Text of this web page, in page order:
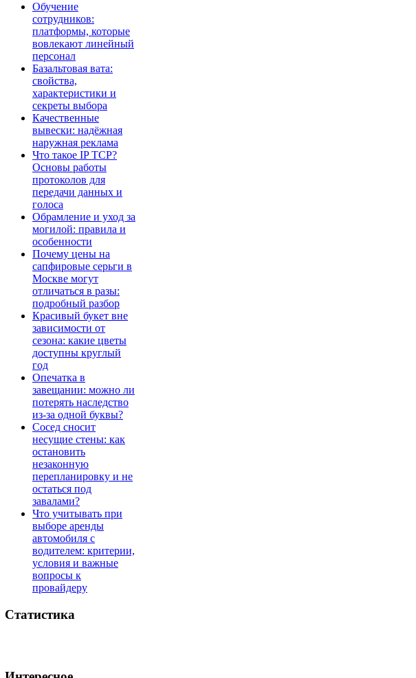
Обучение
сотрудников:
платформы, которые
вовлекают линейный
персонал
Базальтовая вата:
свойства,
характеристики и
секреты выбора
Качественные
вывески: надёжная
наружная реклама
Что такое IP TCP?
Основы работы
протоколов для
передачи данных и
голоса
Обрамление и уход за
могилой: правила и
особенности
Почему цены на
сапфировые серьги в
Москве могут
отличаться в разы:
подробный разбор
Красивый букет вне
зависимости от
сезона: какие цветы
доступны круглый
год
Опечатка в
завещании: можно ли
потерять наследство
из-за одной буквы?
Сосед сносит
несущие стены: как
остановить
незаконную
перепланировку и не
остаться под
завалами?
Что учитывать при
выборе аренды
автомобиля с
водителем: критерии,
условия и важные
вопросы к
провайдеру
Статистика